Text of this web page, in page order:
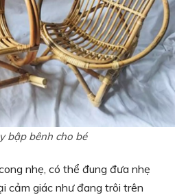
bập bênh cho bé
nhẹ, có thể đung đưa nhẹ
cảm giác như đang trôi trên